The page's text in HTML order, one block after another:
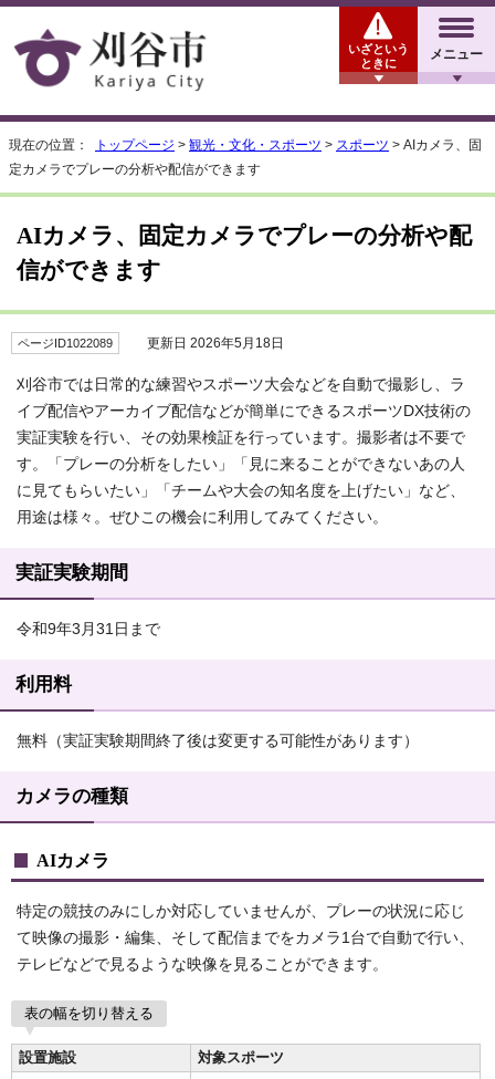
メニュー
いざという
ときに
現在の位置： トップページ > 観光・文化・スポーツ > スポーツ > AIカメラ、固
定カメラでプレーの分析や配信ができます
AIカメラ、固定カメラでプレーの分析や配
信ができます
ページID1022089 更新日 2026年5月18日
刈谷市では日常的な練習やスポーツ大会などを自動で撮影し、ラ
イブ配信やアーカイブ配信などが簡単にできるスポーツDX技術の
実証実験を行い、その効果検証を行っています。撮影者は不要で
す。「プレーの分析をしたい」「見に来ることができないあの人
に見てもらいたい」「チームや大会の知名度を上げたい」など、
用途は様々。ぜひこの機会に利用してみてください。
実証実験期間
令和9年3月31日まで
利用料
無料（実証実験期間終了後は変更する可能性があります）
カメラの種類
AIカメラ
特定の競技のみにしか対応していませんが、プレーの状況に応じ
て映像の撮影・編集、そして配信までをカメラ1台で自動で行い、
テレビなどで見るような映像を見ることができます。
表の幅を切り替える
設置施設
対象スポーツ